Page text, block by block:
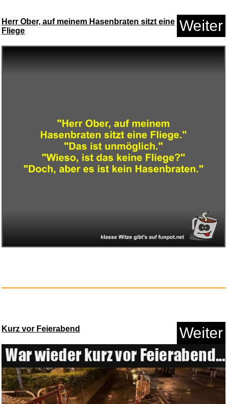
Herr Ober, auf meinem Hasenbraten sitzt eine
Fliege
Weiter
Kurz vor Feierabend Weiter